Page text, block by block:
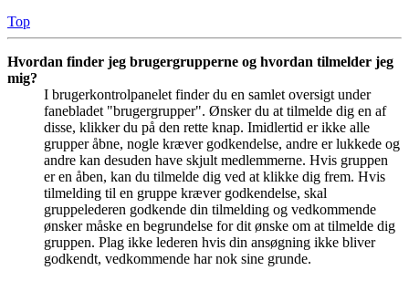
Top
Hvordan finder jeg brugergrupperne og hvordan tilmelder jeg
mig?
I brugerkontrolpanelet finder du en samlet oversigt under
fanebladet "brugergrupper". Ønsker du at tilmelde dig en af
disse, klikker du på den rette knap. Imidlertid er ikke alle
grupper åbne, nogle kræver godkendelse, andre er lukkede og
andre kan desuden have skjult medlemmerne. Hvis gruppen
er en åben, kan du tilmelde dig ved at klikke dig frem. Hvis
tilmelding til en gruppe kræver godkendelse, skal
gruppelederen godkende din tilmelding og vedkommende
ønsker måske en begrundelse for dit ønske om at tilmelde dig
gruppen. Plag ikke lederen hvis din ansøgning ikke bliver
godkendt, vedkommende har nok sine grunde.